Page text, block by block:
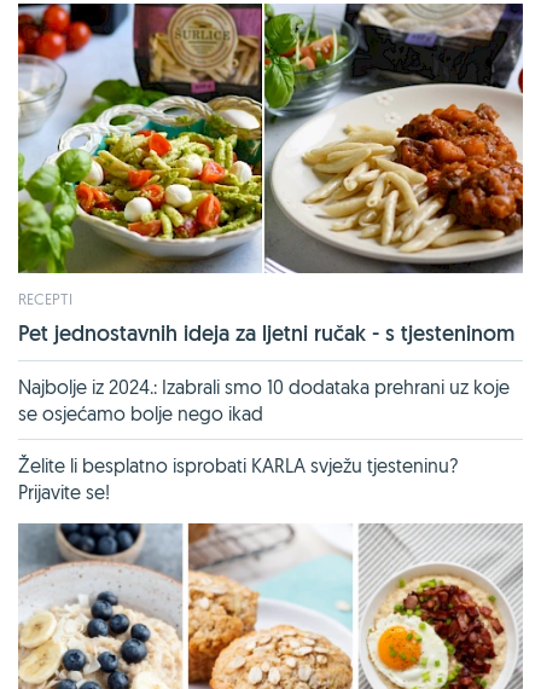
RECEPTI
Pet jednostavnih ideja za ljetni ručak - s tjesteninom
Najbolje iz 2024.: Izabrali smo 10 dodataka prehrani uz koje
se osjećamo bolje nego ikad
Želite li besplatno isprobati KARLA svježu tjesteninu?
Prijavite se!